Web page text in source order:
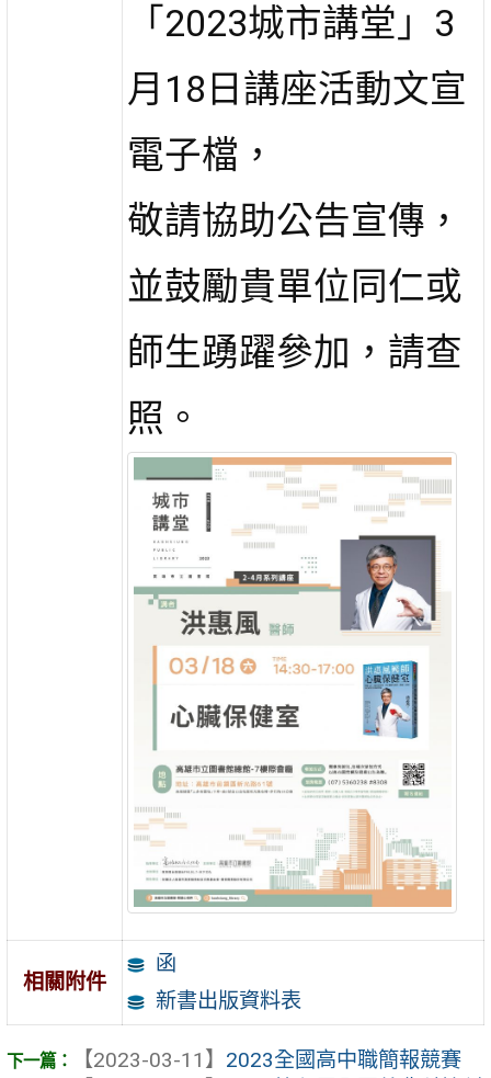
「2023城市講堂」3
月18日講座活動文宣
電子檔，
敬請協助公告宣傳，
並鼓勵貴單位同仁或
師生踴躍參加，請查
照。
相關附件
函
新書出版資料表
【2023-03-11】 2023全國高中職簡報競賽